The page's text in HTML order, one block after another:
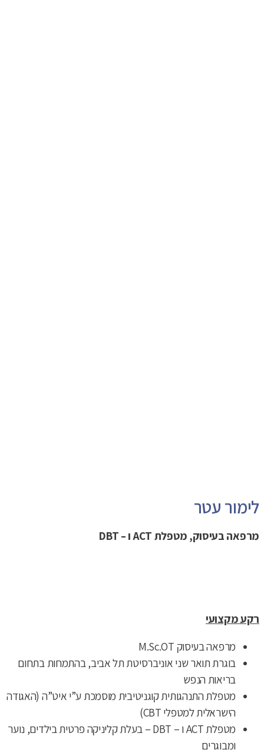
לימור עטר
מרפאה בעיסוק, מטפלת ACT ו – DBT
רקע מקצועי
מרפאה בעיסוק M.Sc.OT
בוגרת תואר שני אוניברסיטת תל אביב, בהתמחות בתחום
בריאות הנפש
מטפלת התנהגותית קוגניטיבית מוסמכת ע”י איט”ה (האגודה
הישראלית למטפלי CBT)
מטפלת ACT ו – DBT – בעלת קליניקה פרטית בילדים, נוער
ומבוגרים